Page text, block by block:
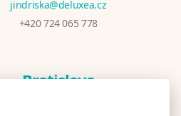
jindriska@deluxea.cz
+420 724 065 778
Bratislava